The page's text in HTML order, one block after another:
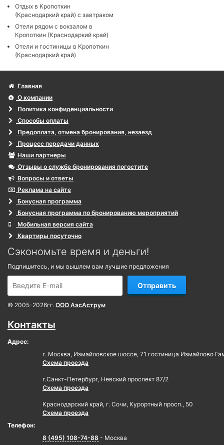
Отдых в Кропоткин
(Краснодаркий край) с завтраком
Отели рядом с вокзалом в
Кропоткин (Краснодаркий край)
Отели и гостиницы в Кропоткин
(Краснодаркий край)
Главная
О компании
Политика конфиденциальности
Способы оплаты
Предоплата, отмена бронирования, незаезд
Процесс передачи данных
Наши партнеры
Отзывы о службе бронирования погостите
Вопросы и ответы
Реклама на сайте
Бонусная программа
Бонусная программа по бронированию мероприятий
Мобильная версия сайта
Квартиры посуточно
Сэкономьте время и деньги!
Подпишитесь, и мы вышлем вам лучшие предложения
Отправить
© 2005-2026гг. ООО АэсАструм
Контакты
Адрес:
г. Москва, Измайловское шоссе, 71 гостиница Измайлово
Схема проезда
г.Санкт-Петербург, Невский проспект 87/2
Схема проезда
Краснодарский край, г. Сочи, Курортный просп., 50
Схема проезда
Телефон:
8 (495) 108-74-88 - Москва